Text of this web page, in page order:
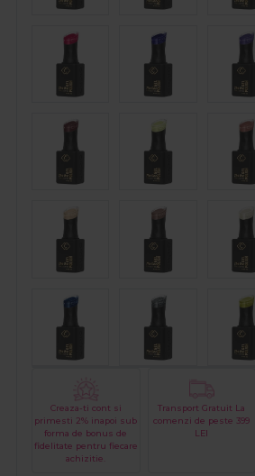
Creaza-ti cont si
primesti 2% inapoi sub
forma de bonus de
fidelitate pentru fiecare
achizitie.
Transport Gratuit La
comenzi de peste 399
LEI